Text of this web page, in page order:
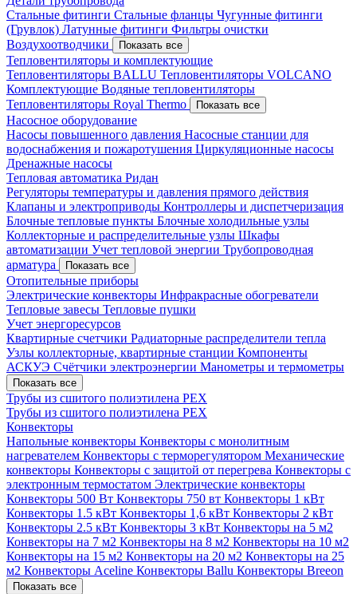
Стальные фитинги Стальные фланцы Чугунные фитинги
(Грувлок) Латунные фитинги Фильтры очистки
Воздухоотводчики
Показать все
Тепловентиляторы и комплектующие
Тепловентиляторы BALLU Тепловентиляторы VOLCANO
Комплектующие Водяные тепловентиляторы
Тепловентиляторы Royal Thermo
Показать все
Насосное оборудование
Насосы повышенного давления Насосные станции для
водоснабжения и пожаротушения Циркуляционные насосы
Дренажные насосы
Тепловая автоматика Ридан
Регуляторы температуры и давления прямого действия
Клапаны и электроприводы Контроллеры и диспетчеризация
Блочные тепловые пункты Блочные холодильные узлы
Коллекторные и распределительные узлы Шкафы
автоматизации Учет тепловой энергии Трубопроводная
арматура
Показать все
Отопительные приборы
Электрические конвекторы Инфракрасные обогреватели
Тепловые завесы Тепловые пушки
Учет энергоресурсов
Квартирные счетчики Радиаторные распределители тепла
Узлы коллекторные, квартирные станции Компоненты
АСКУЭ Счётчики электроэнергии Манометры и термометры
Показать все
Трубы из сшитого полиэтилена PEX
Трубы из сшитого полиэтилена PEX
Конвекторы
Напольные конвекторы Конвекторы с монолитным
нагревателем Конвекторы с терморегулятором Механические
конвекторы Конвекторы с защитой от перегрева Конвекторы с
электронным термостатом Электрические конвекторы
Конвекторы 500 Вт Конвекторы 750 вт Конвекторы 1 кВт
Конвекторы 1.5 кВт Конвекторы 1,6 кВт Конвекторы 2 кВт
Конвекторы 2.5 кВт Конвекторы 3 кВт Конвекторы на 5 м2
Конвекторы на 7 м2 Конвекторы на 8 м2 Конвекторы на 10 м2
Конвекторы на 15 м2 Конвекторы на 20 м2 Конвекторы на 25
м2 Конвекторы Aceline Конвекторы Ballu Конвекторы Breeon
Показать все